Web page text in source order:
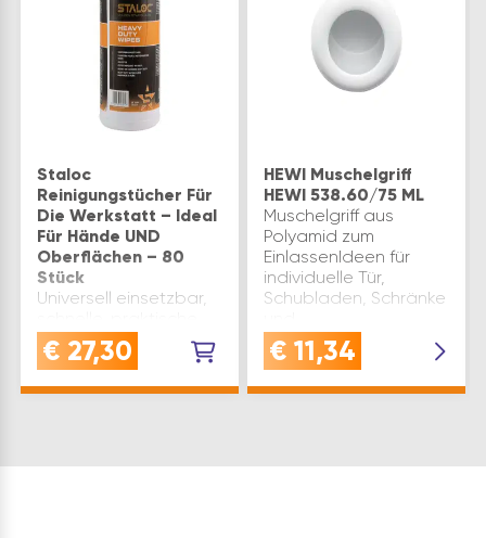
Staloc
Reinigungstücher Für
Die Werkstatt – Ideal
Für Hände UND
Oberflächen – 80
Stück
Universell einsetzbar,
und hoch-wirksame
Reinigungstücher,
€ 27,30
HEWI Muschelgriff
HEWI 538.60/75 ML
Muschelgriff aus
Polyamid zum
EinlassenIdeen für
individuelle Tür,
Schubladen, Schränke
SchrankAbmessungen:
Einlasstiefe: 13mm |
€ 11,34